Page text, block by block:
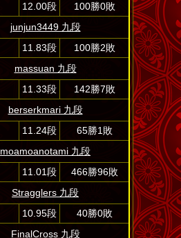
12.00段
100勝0敗
junjun3449 九段
11.83段
100勝2敗
massuan 九段
11.33段
142勝7敗
berserkmari 九段
11.24段
65勝1敗
moamoanotami 九段
11.01段
466勝96敗
Stragglers 九段
10.95段
40勝0敗
FinalCross 九段